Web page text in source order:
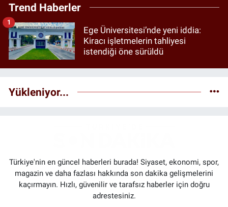
Trend Haberler
Ege Üniversitesi’nde yeni iddia:
Kiracı işletmelerin tahliyesi
istendiği öne sürüldü
1
Yükleniyor...
Türkiye'nin en güncel haberleri burada! Siyaset, ekonomi, spor,
magazin ve daha fazlası hakkında son dakika gelişmelerini
kaçırmayın. Hızlı, güvenilir ve tarafsız haberler için doğru
adrestesiniz.